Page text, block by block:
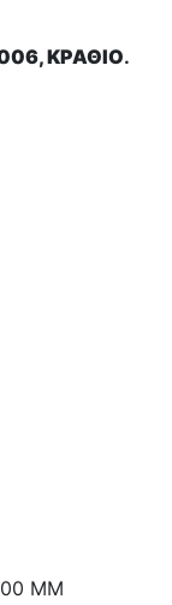
ΚΡΑΘΙΟ.
ΜΜ